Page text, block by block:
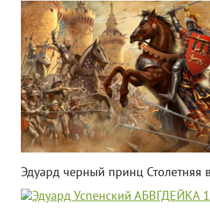
Эдуард черный принц Столетняя